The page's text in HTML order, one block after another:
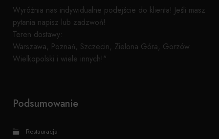
Wyróżnia nas indywidualne podejście do klienta! Jeśli masz
pytania napisz lub zadzwoń!
Teren dostawy:
Warszawa, Poznań, Szczecin, Zielona Góra, Gorzów
Wielkopolski i wiele innych!"
Podsumowanie
Restauracja